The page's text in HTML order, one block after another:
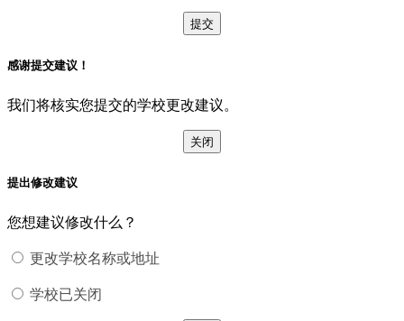
提交
感谢提交建议！
我们将核实您提交的学校更改建议。
关闭
提出修改建议
您想建议修改什么？
更改学校名称或地址
学校已关闭